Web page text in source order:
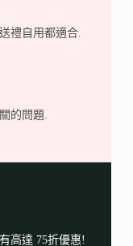
禮自用都適合.
的問題.
高達 75折優惠!